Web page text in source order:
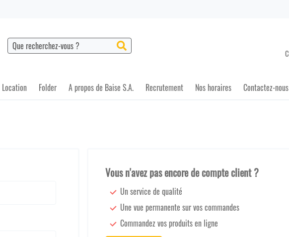
Chercher
Chercher
Location Folder A propos de Baise S.A. Recrutement Nos horaires Contactez-nous
Vous n'avez pas encore de compte client ?
Un service de qualité
Une vue permanente sur vos commandes
Commandez vos produits en ligne